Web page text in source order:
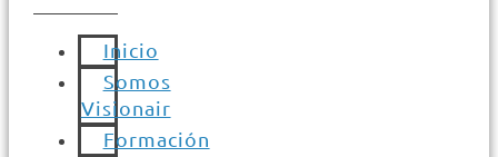
Inicio
Somos
Visionair
Formación